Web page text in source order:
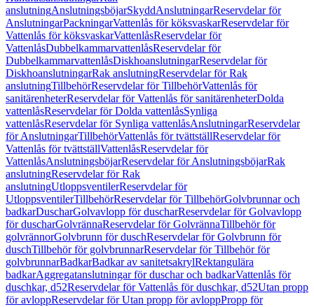
anslutningAnslutningsböjarSkyddAnslutningarReservdelar för
AnslutningarPackningarVattenlås för köksvaskarReservdelar för
Vattenlås för köksvaskarVattenlåsReservdelar för
VattenlåsDubbelkammarvattenlåsReservdelar för
DubbelkammarvattenlåsDiskhoanslutningarReservdelar för
DiskhoanslutningarRak anslutningReservdelar för Rak
anslutningTillbehörReservdelar för TillbehörVattenlås för
sanitärenheterReservdelar för Vattenlås för sanitärenheterDolda
vattenlåsReservdelar för Dolda vattenlåsSynliga
vattenlåsReservdelar för Synliga vattenlåsAnslutningarReservdelar
för AnslutningarTillbehörVattenlås för tvättställReservdelar för
Vattenlås för tvättställVattenlåsReservdelar för
VattenlåsAnslutningsböjarReservdelar för AnslutningsböjarRak
anslutningReservdelar för Rak
anslutningUtloppsventilerReservdelar för
UtloppsventilerTillbehörReservdelar för TillbehörGolvbrunnar och
badkarDuscharGolvavlopp för duscharReservdelar för Golvavlopp
för duscharGolvrännaReservdelar för GolvrännaTillbehör för
golvrännorGolvbrunn för duschReservdelar för Golvbrunn för
duschTillbehör för golvbrunnarReservdelar för Tillbehör för
golvbrunnarBadkarBadkar av sanitetsakrylRektangulära
badkarAggregatanslutningar för duschar och badkarVattenlås för
duschkar, d52Reservdelar för Vattenlås för duschkar, d52Utan propp
för avloppReservdelar för Utan propp för avloppPropp för